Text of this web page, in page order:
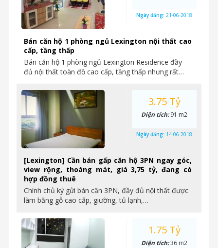
Bán căn hộ 1 phòng ngủ Lexington nội thất cao
cấp, tầng thấp
Bán căn hộ 1 phòng ngủ Lexington Residence đầy
đủ nội thất toàn đồ cao cấp, tầng thấp nhưng rất…
Ngày đăng: 21-06-2018
[Lexington] Cần bán gấp căn hộ 3PN ngay góc,
view rộng, thoáng mát, giá 3,75 tỷ, đang có
hợp đồng thuê
Chính chủ ký gửi bán căn 3PN, đầy đủ nội thất được
làm bằng gỗ cao cấp, giường, tủ lạnh,…
3.75 Tỷ
Diện tích:91 m2
Ngày đăng: 14-06-2018
1.75 Tỷ
Diện tích:36 m2